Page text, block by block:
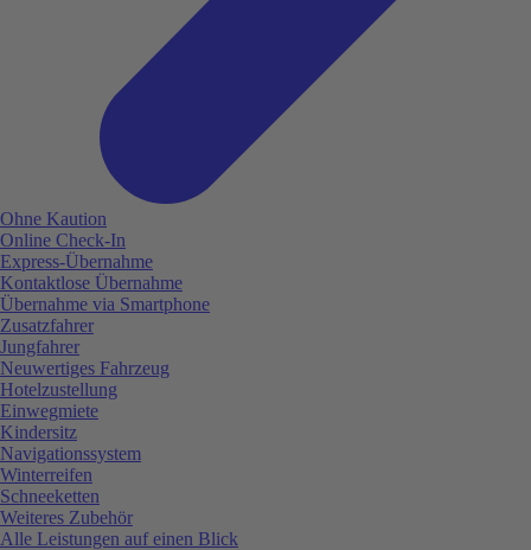
Ohne Kaution
Online Check-In
Express-Übernahme
Kontaktlose Übernahme
Übernahme via Smartphone
Zusatzfahrer
Jungfahrer
Neuwertiges Fahrzeug
Hotelzustellung
Einwegmiete
Kindersitz
Navigationssystem
Winterreifen
Schneeketten
Weiteres Zubehör
Alle Leistungen auf einen Blick